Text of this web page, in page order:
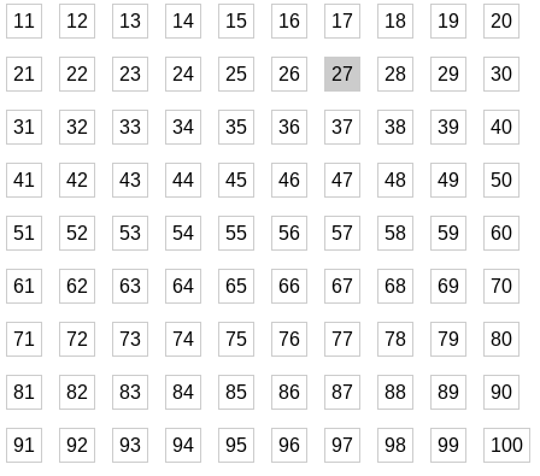
11 12 13 14 15 16 17 18 19 20
21 22 23 24 25 26 27 28 29 30
31 32 33 34 35 36 37 38 39 40
41 42 43 44 45 46 47 48 49 50
51 52 53 54 55 56 57 58 59 60
61 62 63 64 65 66 67 68 69 70
71 72 73 74 75 76 77 78 79 80
81 82 83 84 85 86 87 88 89 90
91 92 93 94 95 96 97 98 99 100